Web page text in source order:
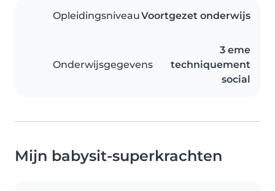
OpleidingsniveauVoortgezet onderwijs
Onderwijsgegevens
3 eme
techniquement
social
Mijn babysit-superkrachten